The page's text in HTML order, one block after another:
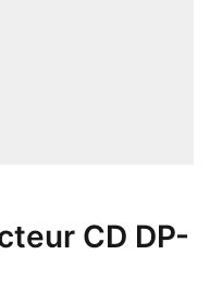
CD DP-